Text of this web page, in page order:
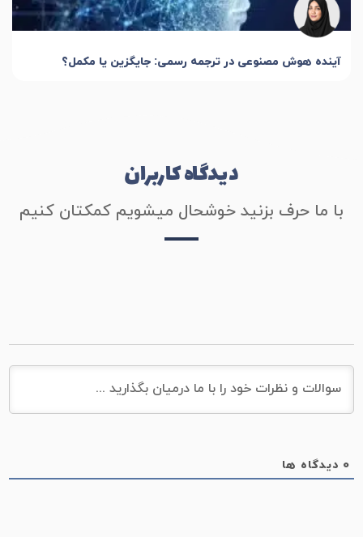
آینده هوش مصنوعی در ترجمه رسمی: جایگزین یا مکمل؟
دیدگاه کاربران
با ما حرف بزنید خوشحال میشویم کمکتان کنیم
دیدگاه ها